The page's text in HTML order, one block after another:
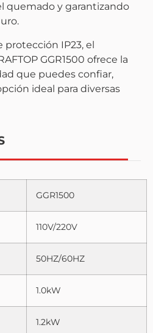
quemado y garantizando
protección IP23, el
GGR1500 ofrece la
que puedes confiar,
ideal para diversas
GGR1500
110V/220V
50HZ/60HZ
1.0kW
1.2kW